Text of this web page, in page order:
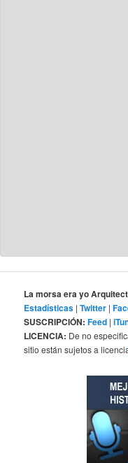
La morsa era yo
Estadísticas |Twitter |
SUSCRIPCIÓN: Feed |
LICENCIA: De no
sitio están sujetos a